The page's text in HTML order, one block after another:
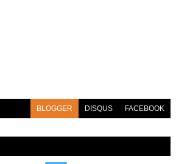
BLOGGER DISQUS FACEBOOK